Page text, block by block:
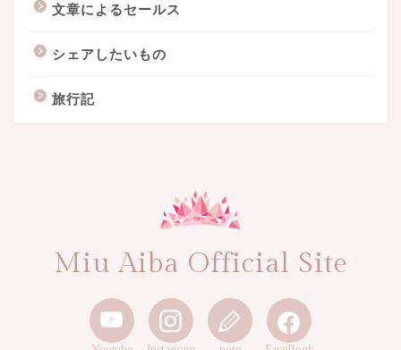
文章によるセールス
シェアしたいもの
旅行記
Miu Aiba Official Site